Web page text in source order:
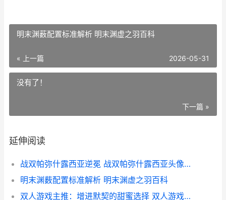
明末渊薮配置标准解析 明末渊虚之羽百科
« 上一篇 2026-05-31
没有了！
下一篇 »
延伸阅读
战双帕弥什露西亚逆冕 战双帕弥什露西亚头像高清
明末渊薮配置标准解析 明末渊虚之羽百科
双人游戏主推：增进默契的甜蜜选择 双人游戏合集1